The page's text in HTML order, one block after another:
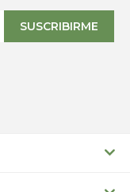
SUSCRIBIRME